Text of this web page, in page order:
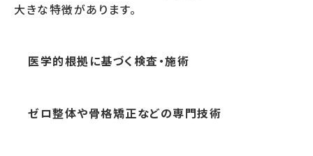
大きな特徴があります。
医学的根拠に基づく検査・施術
ゼロ整体や骨格矯正などの専門技術